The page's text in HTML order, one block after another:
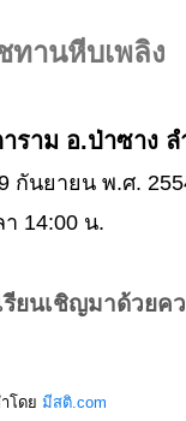
ทานหีบเพลิง
ราม อ.ป่าซาง
กันยายน พ.ศ.
า 14:00 น.
รียนเชิญมาด้วยค
โดย มีสติ.com